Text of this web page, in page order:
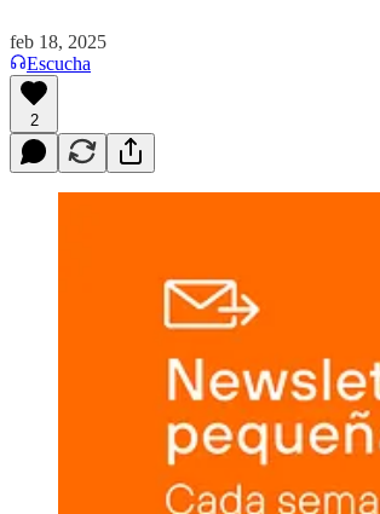
feb 18, 2025
Escucha
2